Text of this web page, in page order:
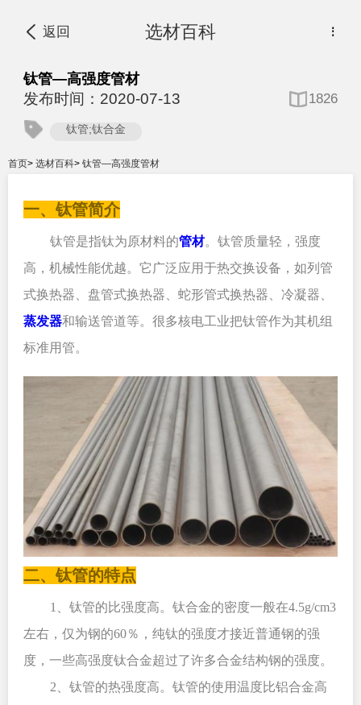
返回 ⋮
选材百科
钛管—高强度管材
发布时间：2020-07-13 1826
钛管;钛合金
首页> 选材百科> 钛管—高强度管材
一、钛管简介
钛管是指钛为原材料的管材。钛管质量轻，强度
高，机械性能优越。它广泛应用于热交换设备，如列管
式换热器、盘管式换热器、蛇形管式换热器、冷凝器、
蒸发器和输送管道等。很多核电工业把钛管作为其机组
标准用管。
二、钛管的特点
1
、钛管的比强度高。钛合金的密度一般在4.5g/cm3
左右，仅为钢的60％，纯钛的强度才接近普通钢的强
度，一些高强度钛合金超过了许多合金结构钢的强度。
2 、钛管的热强度高。钛管的使用温度比铝合金高